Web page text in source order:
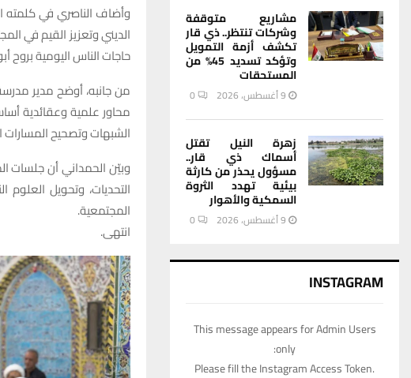
وأضاف الناصري في كلمته
الديني وتعزيز القيم في
حاجات الناس اليومية بروح
من جانبه، أوضح مدير
محاور علمية وعقائدية
الشبهات وتصحيح المسارات
وبيّن الحمداني أن جلسات
التحديات، وتحويل
المجتمعية.
انتهى.
مشاريع متوقفة
وشركات تنتظر.. ذي قار
تكشف أزمة التمويل
وتؤكد تسديد 45% من
المستحقات
9 أغسطس، 2026 0
زهرة النيل تقتل
أسماك ذي قار..
مسؤول يحذر من كارثة
بيئية تهدد الثروة
السمكية والأهوار
9 أغسطس، 2026 0
INSTAGRAM
This message appears for Admin Users
only:
Please fill the Instagram Access Token.